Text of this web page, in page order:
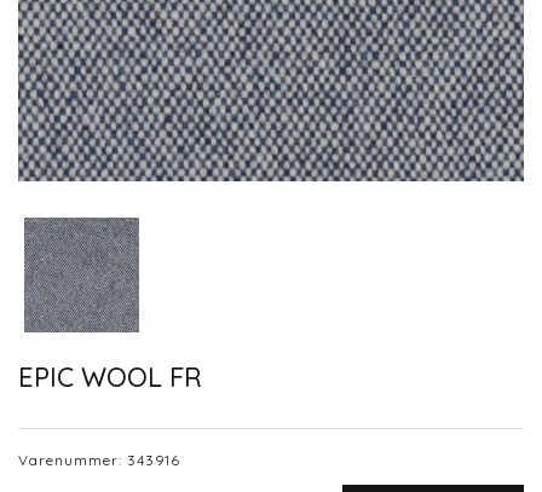
EPIC WOOL FR
Varenummer: 343916